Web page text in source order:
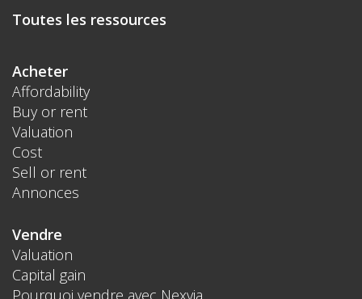
Toutes les ressources
Acheter
Affordability
Buy or rent
Valuation
Cost
Sell or rent
Annonces
Vendre
Valuation
Capital gain
Pourquoi vendre avec Nexvia